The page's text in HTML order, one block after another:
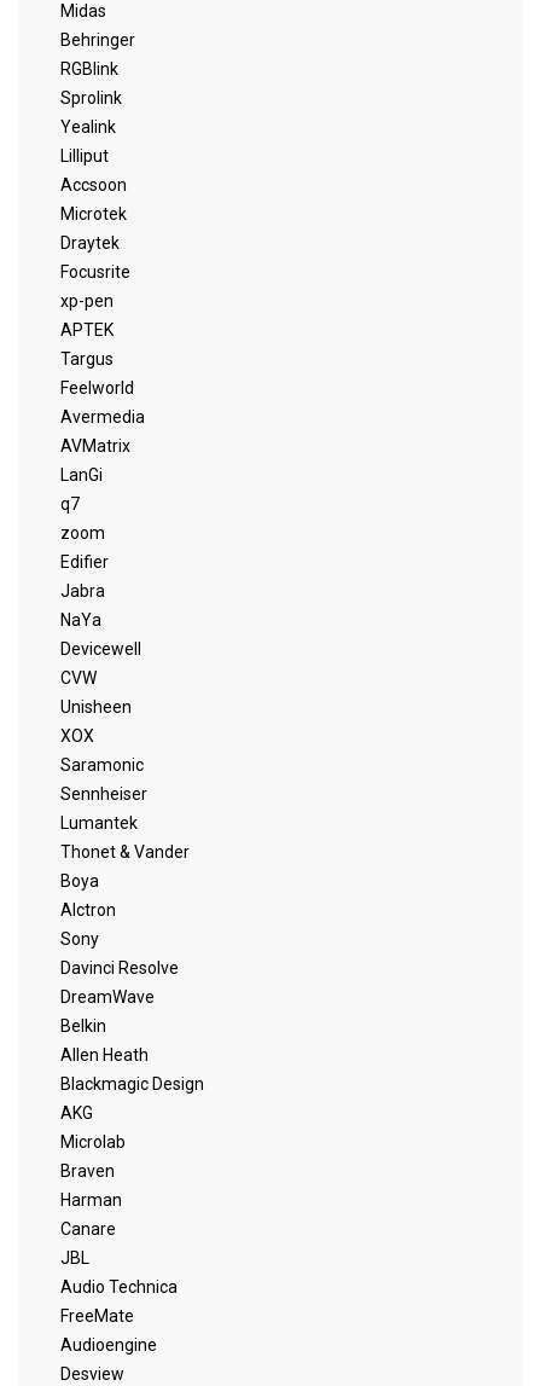
Midas
Behringer
RGBlink
Sprolink
Yealink
Lilliput
Accsoon
Microtek
Draytek
Focusrite
xp-pen
APTEK
Targus
Feelworld
Avermedia
AVMatrix
LanGi
q7
zoom
Edifier
Jabra
NaYa
Devicewell
CVW
Unisheen
XOX
Saramonic
Sennheiser
Lumantek
Thonet & Vander
Boya
Alctron
Sony
Davinci Resolve
DreamWave
Belkin
Allen Heath
Blackmagic Design
AKG
Microlab
Braven
Harman
Canare
JBL
Audio Technica
FreeMate
Audioengine
Desview